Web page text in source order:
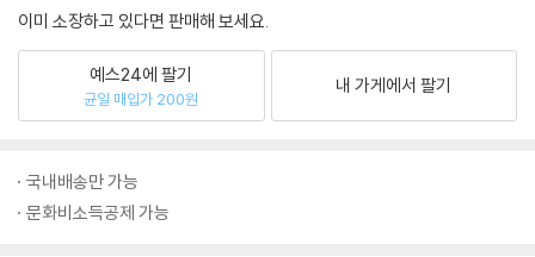
이미 소장하고 있다면 판매해 보세요.
예스24에 팔기
균일 매입가 200원
내 가게에서 팔기
국내배송만 가능
문화비소득공제 가능